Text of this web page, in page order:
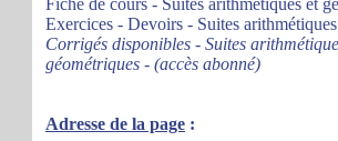
Fiche de cours - Suites arithmétiques et
Exercices - Devoirs - Suites
Corrigés disponibles - Suites
géométriques - (accès abonné)
Adresse de la page :